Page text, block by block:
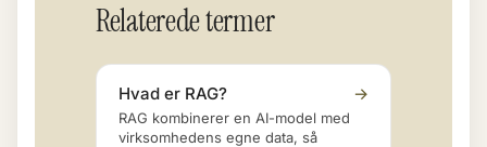
Relaterede termer
Hvad er RAG? →
RAG kombinerer en AI-model med
virksomhedens egne data, så